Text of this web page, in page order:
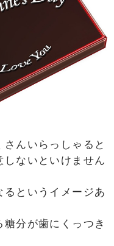
んいらっしゃると
ないといけません
というイメージあ
分が歯にくっつき